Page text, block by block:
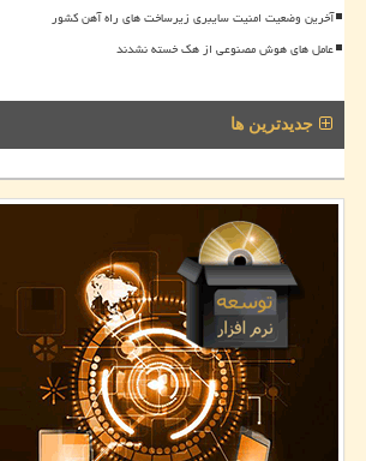
آخرین وضعیت امنیت سایبری زیرساخت های راه آهن کشور
عامل های هوش مصنوعی از هک خسته نشدند
جدیدترین ها